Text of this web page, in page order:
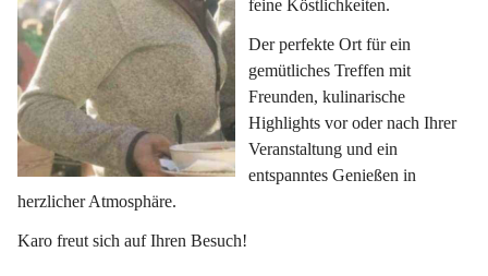
feine Köstlichkeiten.
Der perfekte Ort für ein
gemütliches Treffen mit
Freunden, kulinarische
Highlights vor oder nach Ihrer
Veranstaltung und ein
entspanntes Genießen in
herzlicher Atmosphäre.
Karo freut sich auf Ihren Besuch!